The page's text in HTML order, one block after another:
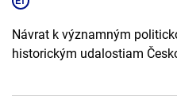
Návrat k významným
historickým udalostiam